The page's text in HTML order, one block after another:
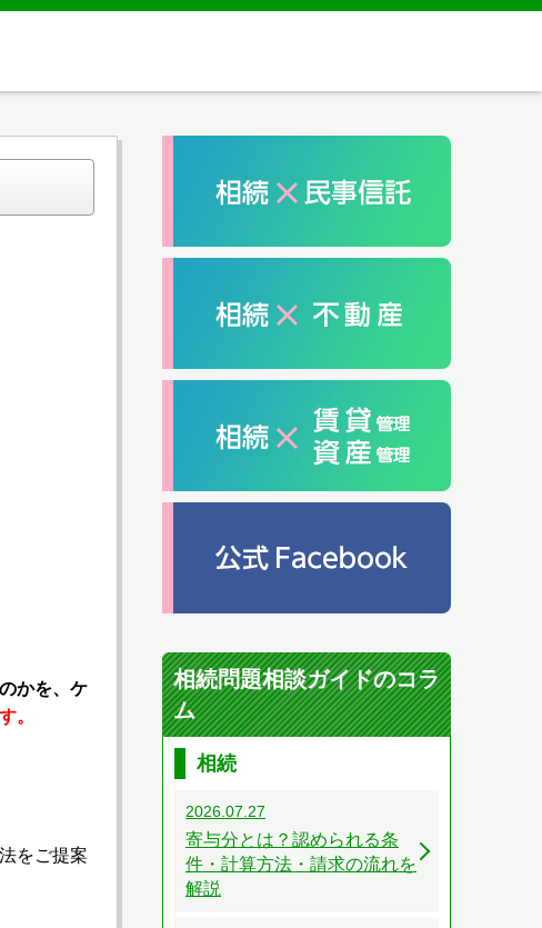
かを、ケ
。
をご提案
相続問題相談ガイドのコラ
ム
相続
2026.07.27
寄与分とは？認められる条
件・計算方法・請求の流れを
解説